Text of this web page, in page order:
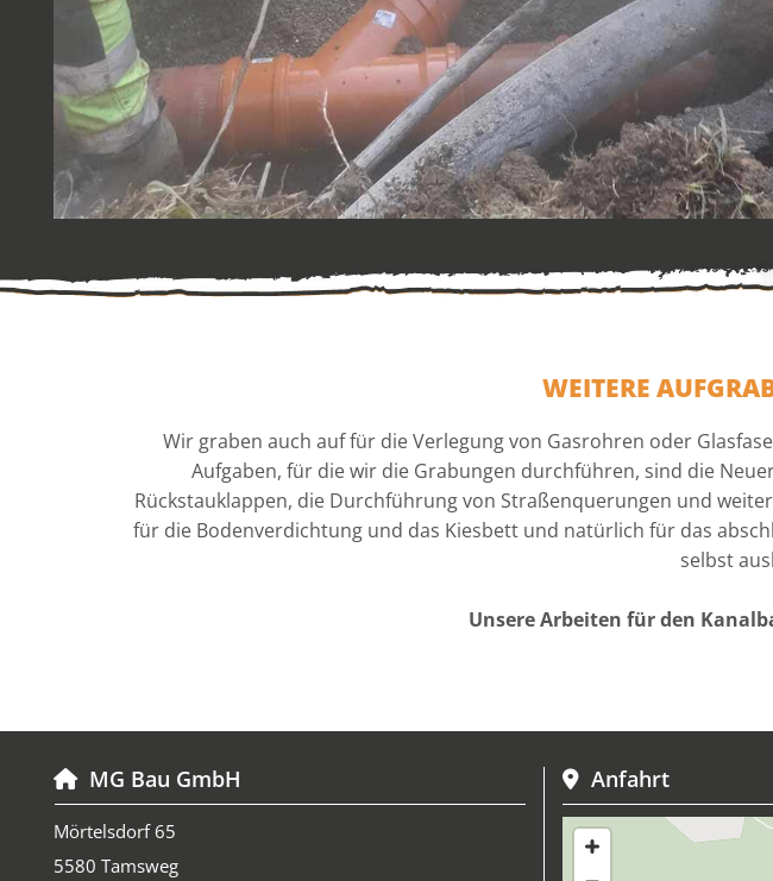
WEITERE
Wir graben auch auf für die Verlegung von Gasrohren oder
Aufgaben, für die wir die Grabungen durchführen, sind die
Rückstauklappen, die Durchführung von Straßenquerungen und
für die Bodenverdichtung und das Kiesbett und natürlich für das
selbst
Unsere Arbeiten für den
 MG Bau GmbH
Mörtelsdorf 65
5580 Tamsweg
Anfahrt